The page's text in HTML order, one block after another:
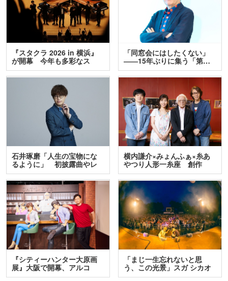
『スタクラ 2026 in 横浜』
が開幕 今年も多彩なス
テ…
「同窓会にはしたくない」
――15年ぶりに集う「第…
石井琢磨「人生の宝物にな
るように」 初披露曲やレ
ア…
横内謙介×みょんふぁ×糸あ
やつり人形一糸座 創作
人…
『シティーハンター大原画
展』大阪で開幕、アルコ
＆…
「まじ一生忘れないと思
う、この光景」スガ シカオ
と…